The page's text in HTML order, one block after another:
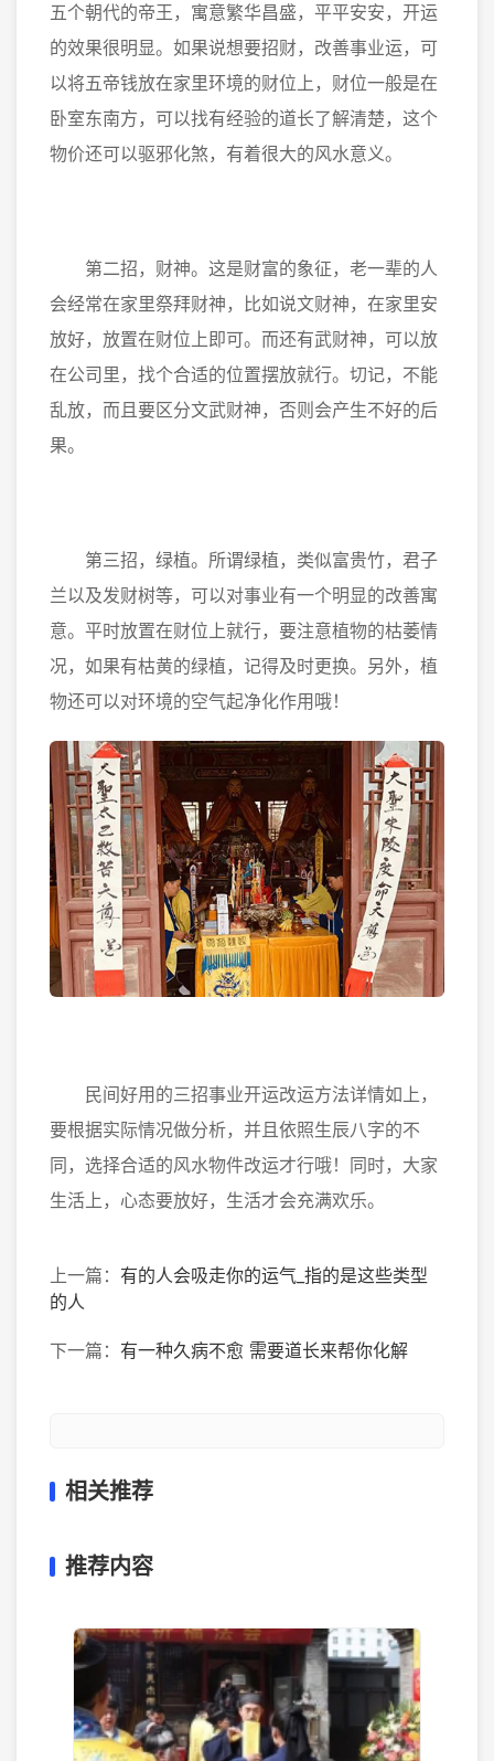
五个朝代的帝王，寓意繁华昌盛，平平安安，开运
的效果很明显。如果说想要招财，改善事业运，可
以将五帝钱放在家里环境的财位上，财位一般是在
卧室东南方，可以找有经验的道长了解清楚，这个
物价还可以驱邪化煞，有着很大的风水意义。
第二招，财神。这是财富的象征，老一辈的人
会经常在家里祭拜财神，比如说文财神，在家里安
放好，放置在财位上即可。而还有武财神，可以放
在公司里，找个合适的位置摆放就行。切记，不能
乱放，而且要区分文武财神，否则会产生不好的后
果。
第三招，绿植。所谓绿植，类似富贵竹，君子
兰以及发财树等，可以对事业有一个明显的改善寓
意。平时放置在财位上就行，要注意植物的枯萎情
况，如果有枯黄的绿植，记得及时更换。另外，植
物还可以对环境的空气起净化作用哦！
民间好用的三招事业开运改运方法详情如上，
要根据实际情况做分析，并且依照生辰八字的不
同，选择合适的风水物件改运才行哦！同时，大家
生活上，心态要放好，生活才会充满欢乐。
上一篇： 有的人会吸走你的运气_指的是这些类型
的人
下一篇： 有一种久病不愈 需要道长来帮你化解
相关推荐
推荐内容